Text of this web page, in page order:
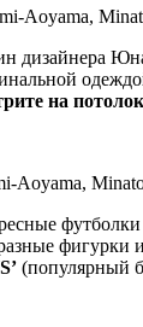
Aoyama,
дизайнера
на потолок
Aoyama,
фигурки
(популярный